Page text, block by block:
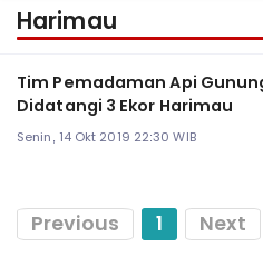
Harimau
Tim Pemadaman Api
Didatangi 3 Ekor Harimau
Senin, 14 Okt 2019 22:30 WIB
Previous 1 Next